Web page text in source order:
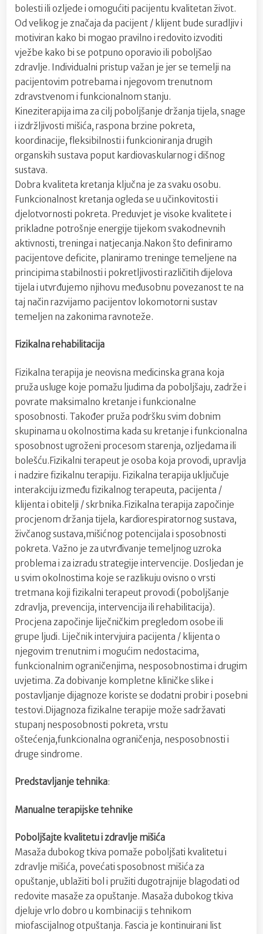
bolesti ili ozljede i omogućiti pacijentu kvalitetan život.
Od velikog je značaja da pacijent / klijent bude suradljiv i
motiviran kako bi mogao pravilno i redovito izvoditi
vježbe kako bi se potpuno oporavio ili poboljšao
zdravlje. Individualni pristup važan je jer se temelji na
pacijentovim potrebama i njegovom trenutnom
zdravstvenom i funkcionalnom stanju.
Kineziterapija ima za cilj poboljšanje držanja tijela, snage
i izdržljivosti mišića, raspona brzine pokreta,
koordinacije, fleksibilnosti i funkcioniranja drugih
organskih sustava poput kardiovaskularnog i dišnog
sustava.
Dobra kvaliteta kretanja ključna je za svaku osobu.
Funkcionalnost kretanja ogleda se u učinkovitosti i
djelotvornosti pokreta. Preduvjet je visoke kvalitete i
prikladne potrošnje energije tijekom svakodnevnih
aktivnosti, treninga i natjecanja.Nakon što definiramo
pacijentove deficite, planiramo treninge temeljene na
principima stabilnosti i pokretljivosti različitih dijelova
tijela i utvrđujemo njihovu međusobnu povezanost te na
taj način razvijamo pacijentov lokomotorni sustav
temeljen na zakonima ravnoteže.
Fizikalna rehabilitacija
Fizikalna terapija je neovisna medicinska grana koja
pruža usluge koje pomažu ljudima da poboljšaju, zadrže i
povrate maksimalno kretanje i funkcionalne
sposobnosti. Također pruža podršku svim dobnim
skupinama u okolnostima kada su kretanje i funkcionalna
sposobnost ugroženi procesom starenja, ozljedama ili
bolešću.Fizikalni terapeut je osoba koja provodi, upravlja
i nadzire fizikalnu terapiju. Fizikalna terapija uključuje
interakciju između fizikalnog terapeuta, pacijenta /
klijenta i obitelji / skrbnika.Fizikalna terapija započinje
procjenom držanja tijela, kardiorespiratornog sustava,
živčanog sustava,mišićnog potencijala i sposobnosti
pokreta. Važno je za utvrđivanje temeljnog uzroka
problema i za izradu strategije intervencije. Dosljedan je
u svim okolnostima koje se razlikuju ovisno o vrsti
tretmana koji fizikalni terapeut provodi (poboljšanje
zdravlja, prevencija, intervencija ili rehabilitacija).
Procjena započinje liječničkim pregledom osobe ili
grupe ljudi. Liječnik intervjuira pacijenta / klijenta o
njegovim trenutnim i mogućim nedostacima,
funkcionalnim ograničenjima, nesposobnostima i drugim
uvjetima. Za dobivanje kompletne kliničke slike i
postavljanje dijagnoze koriste se dodatni probir i posebni
testovi.Dijagnoza fizikalne terapije može sadržavati
stupanj nesposobnosti pokreta, vrstu
oštećenja,funkcionalna ograničenja, nesposobnosti i
druge sindrome.
Predstavljanje tehnika:
Manualne terapijske tehnike
Poboljšajte kvalitetu i zdravlje mišića
Masaža dubokog tkiva pomaže poboljšati kvalitetu i
zdravlje mišića, povećati sposobnost mišića za
opuštanje, ublažiti bol i pružiti dugotrajnije blagodati od
redovite masaže za opuštanje. Masaža dubokog tkiva
djeluje vrlo dobro u kombinaciji s tehnikom
miofascijalnog otpuštanja. Fascia je kontinuirani list